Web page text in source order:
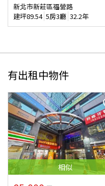
新北市新莊區福營路
建坪89.54 5房3廳 32.2年
有出租中物件
相似